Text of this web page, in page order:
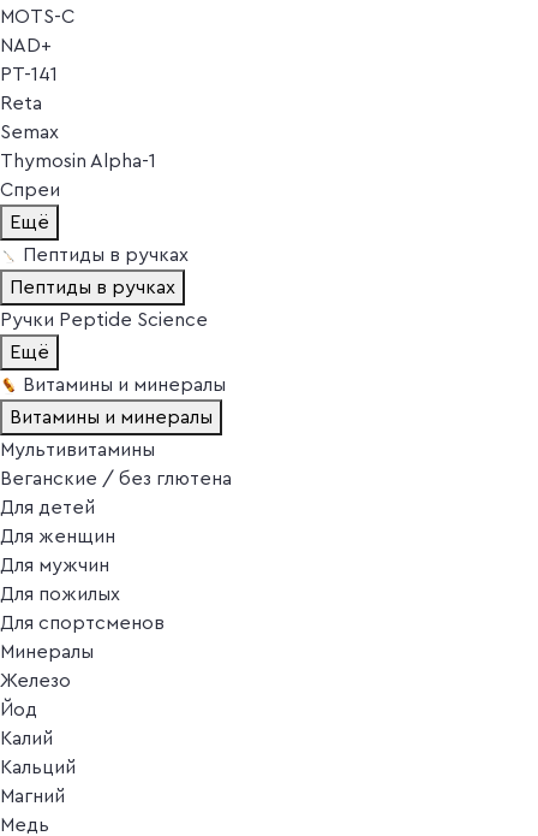
MOTS-C
NAD+
PT-141
Reta
Semax
Thymosin Alpha-1
Спреи
Ещё
Пептиды в ручках
Пептиды в ручках
Ручки Peptide Science
Ещё
Витамины и минералы
Витамины и минералы
Мультивитамины
Веганские / без глютена
Для детей
Для женщин
Для мужчин
Для пожилых
Для спортсменов
Минералы
Железо
Йод
Калий
Кальций
Магний
Медь